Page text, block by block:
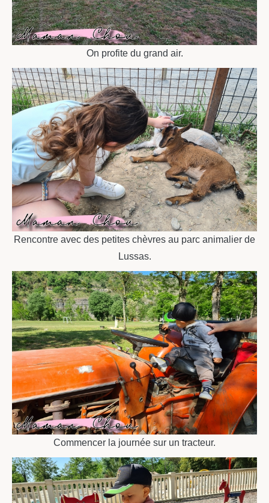
On profite du grand air.
Rencontre avec des petites chèvres au parc animalier de
Lussas.
Commencer la journée sur un tracteur.